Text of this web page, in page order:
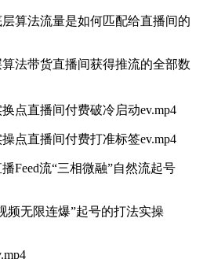
算法流量是如何匹配给直播间的
法带货直播间获得推流的全部数
点直播间付费破冷启动ev.mp4
点直播间付费打准标签ev.mp4
Feed流“三相微融”自然流起号
频无限连爆”起号的打法实操